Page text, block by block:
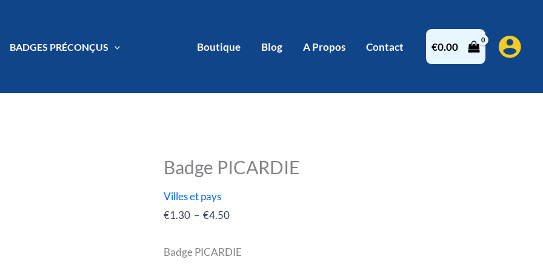
BADGES PRÉCONÇUS Boutique Blog A Propos Contact €0.00
Badge PICARDIE
Villes et pays
€1.30 – €4.50
Plage
€4.50
Badge PICARDIE
quantité
Badge
PICARDIE